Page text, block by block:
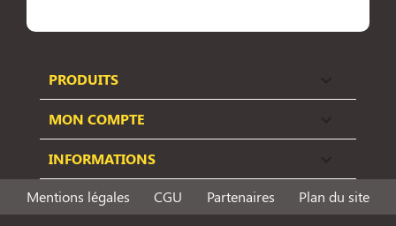
PRODUITS
MON COMPTE
INFORMATIONS
Mentions légales CGU Partenaires Plan du site